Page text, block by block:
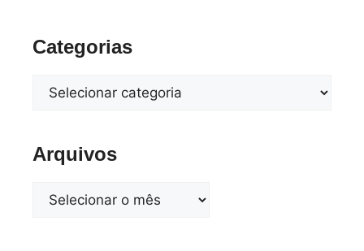
Categorias
Arquivos